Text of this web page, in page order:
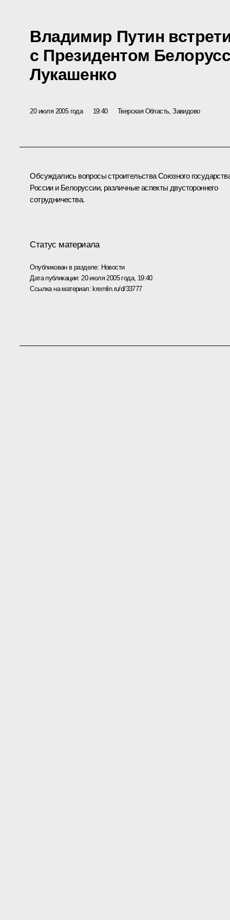
Владимир Путин
с Президентом
Лукашенко
20 июля 2005 года 19:40 Тверская Область, Завидово
Обсуждались вопросы строительства Союзного
России и Белоруссии, различные аспекты двустороннего
сотрудничества.
Статус материала
Опубликован в разделе: Новости
Дата публикации: 20 июля 2005 года, 19:40
Ссылка на материал:kremlin.ru/d/33777